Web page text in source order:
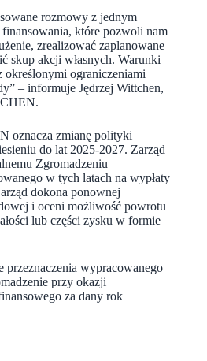
rozmowy z jednym
które pozwoli nam
zrealizować zaplanowane
skup akcji własnych. Warunki
określonymi ograniczeniami
– informuje Jędrzej Wittchen,
oznacza zmianę polityki
do lat 2025-2027. Zarząd
Zgromadzeniu
w tych latach na wypłaty
dokona ponownej
i oceni możliwość powrotu
lub części zysku w formie
przeznaczenia wypracowanego
przy okazji
za dany rok